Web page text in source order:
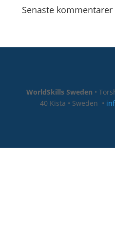
Senaste kommentarer
WorldSkills Sweden •
40 Kista • Sweden •